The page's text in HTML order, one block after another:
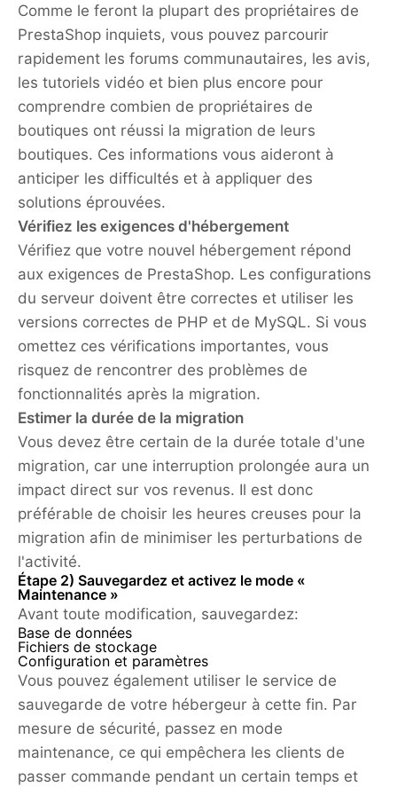
Comme le feront la plupart des propriétaires de
PrestaShop inquiets, vous pouvez parcourir
rapidement les forums communautaires, les avis,
les tutoriels vidéo et bien plus encore pour
comprendre combien de propriétaires de
boutiques ont réussi la migration de leurs
boutiques. Ces informations vous aideront à
anticiper les difficultés et à appliquer des
solutions éprouvées.
Vérifiez les exigences d'hébergement
Vérifiez que votre nouvel hébergement répond
aux exigences de PrestaShop. Les configurations
du serveur doivent être correctes et utiliser les
versions correctes de PHP et de MySQL. Si vous
omettez ces vérifications importantes, vous
risquez de rencontrer des problèmes de
fonctionnalités après la migration.
Estimer la durée de la migration
Vous devez être certain de la durée totale d'une
migration, car une interruption prolongée aura un
impact direct sur vos revenus. Il est donc
préférable de choisir les heures creuses pour la
migration afin de minimiser les perturbations de
l'activité.
Étape 2) Sauvegardez et activez le mode «
Maintenance »
Avant toute modification, sauvegardez:
Base de données
Fichiers de stockage
Configuration et paramètres
Vous pouvez également utiliser le service de
sauvegarde de votre hébergeur à cette fin. Par
mesure de sécurité, passez en mode
maintenance, ce qui empêchera les clients de
passer commande pendant un certain temps et